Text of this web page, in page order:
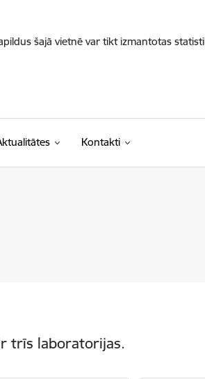
šajā vietnē var tikt izmantotas
Kontakti
trīs laboratorijas.